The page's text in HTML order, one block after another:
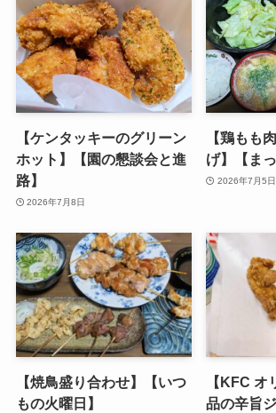
【ケンタッキーのグリーン
ホット】【園の懇談会と進
路】
2026年7月8日
【鶏もも
げ】【ま
2026年7月5日
【焼鳥盛り合わせ】【いつ
もの火曜日】
【KFC
品の辛旨